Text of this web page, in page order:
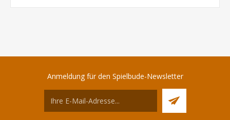
Anmeldung für den Spielbude-Newsletter